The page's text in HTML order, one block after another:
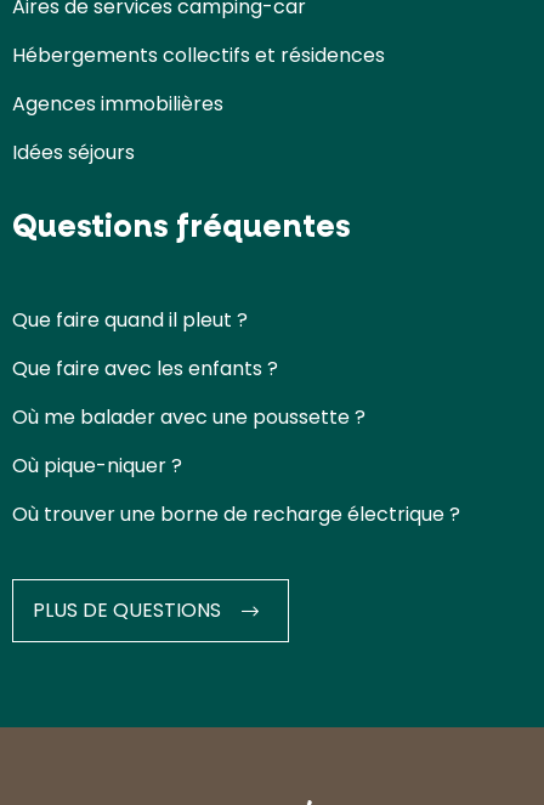
Aires de services camping-car
Hébergements collectifs et résidences
Agences immobilières
Idées séjours
Questions fréquentes
Que faire quand il pleut ?
Que faire avec les enfants ?
Où me balader avec une poussette ?
Où pique-niquer ?
Où trouver une borne de recharge électrique ?
PLUS DE QUESTIONS